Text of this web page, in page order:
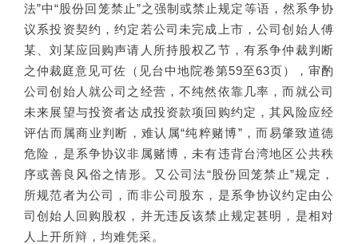
法”中“股份回笼禁止”之强制或禁止规定等语，然系争协
议系投资契约，约定若公司未完成上市，公司创始人傅
某、刘某应回购声请人所持股权乙节，有系争仲裁判断
之仲裁庭意见可佐（见台中地院卷第59至63页），审酌
公司创始人就公司之经营，不纯然依靠几率，而就公司
未来展望与投资者达成投资款项回购约定，其风险应经
评估而属商业判断，难认属“纯粹赌博”，而易肇致道德
危险，是系争协议非属赌博，未有违背台湾地区公共秩
序或善良风俗之情形。又公司法“股份回笼禁止”规定，
所规范者为公司，而非公司股东，是系争协议约定由公
司创始人回购股权，并无违反该禁止规定甚明，是相对
人上开所辩，均难凭采。